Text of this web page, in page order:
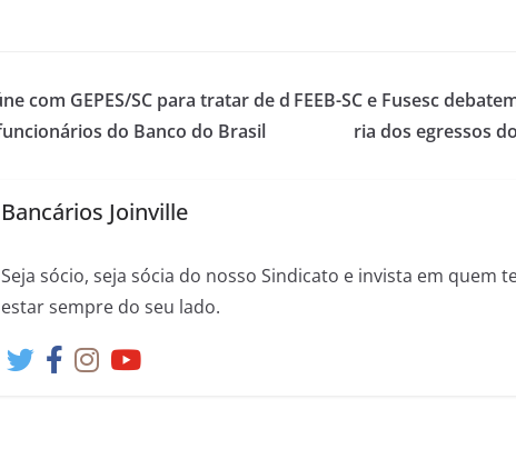
com GEPES/SC para tratar de d
do Banco do Brasil
FEEB-SC e Fusesc
ria dos egressos
Bancários Joinville
Seja sócio, seja sócia do nosso Sindicato e invista em quem
estar sempre do seu lado.